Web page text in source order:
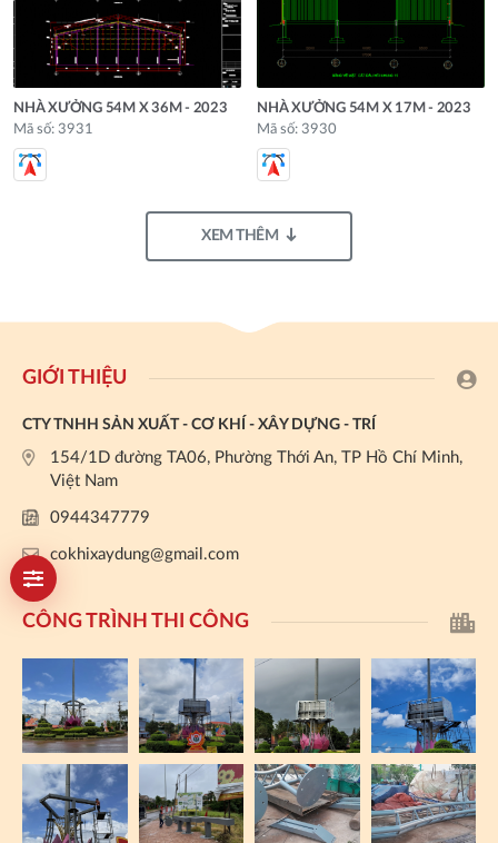
NHÀ XƯỞNG 54M X 36M - 2023
Mã số: 3931
NHÀ XƯỞNG 54M X 17M - 2023
Mã số: 3930
XEM THÊM
GIỚI THIỆU
CTY TNHH SẢN XUẤT - CƠ KHÍ - XÂY DỰNG - TRÍ
154/1D đường TA06, Phường Thới An, TP Hồ Chí Minh,
Việt Nam
0944347779
cokhixaydung@gmail.com
CÔNG TRÌNH THI CÔNG